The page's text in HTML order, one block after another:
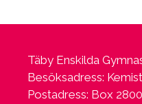
Täby Enskilda
Besöksadress:
Postadress: Box